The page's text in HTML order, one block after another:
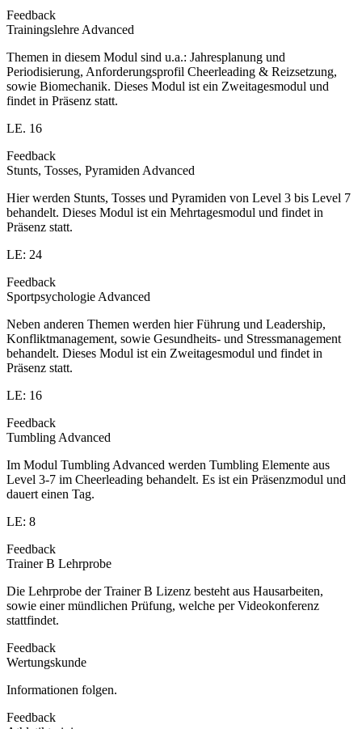
Feedback
Trainingslehre Advanced
Themen in diesem Modul sind u.a.: Jahresplanung und
Periodisierung, Anforderungsprofil Cheerleading & Reizsetzung,
sowie Biomechanik. Dieses Modul ist ein Zweitagesmodul und
findet in Präsenz statt.
LE. 16
Feedback
Stunts, Tosses, Pyramiden Advanced
Hier werden Stunts, Tosses und Pyramiden von Level 3 bis Level 7
behandelt. Dieses Modul ist ein Mehrtagesmodul und findet in
Präsenz statt.
LE: 24
Feedback
Sportpsychologie Advanced
Neben anderen Themen werden hier Führung und Leadership,
Konfliktmanagement, sowie Gesundheits- und Stressmanagement
behandelt. Dieses Modul ist ein Zweitagesmodul und findet in
Präsenz statt.
LE: 16
Feedback
Tumbling Advanced
Im Modul Tumbling Advanced werden Tumbling Elemente aus
Level 3-7 im Cheerleading behandelt. Es ist ein Präsenzmodul und
dauert einen Tag.
LE: 8
Feedback
Trainer B Lehrprobe
Die Lehrprobe der Trainer B Lizenz besteht aus Hausarbeiten,
sowie einer mündlichen Prüfung, welche per Videokonferenz
stattfindet.
Feedback
Wertungskunde
Informationen folgen.
Feedback